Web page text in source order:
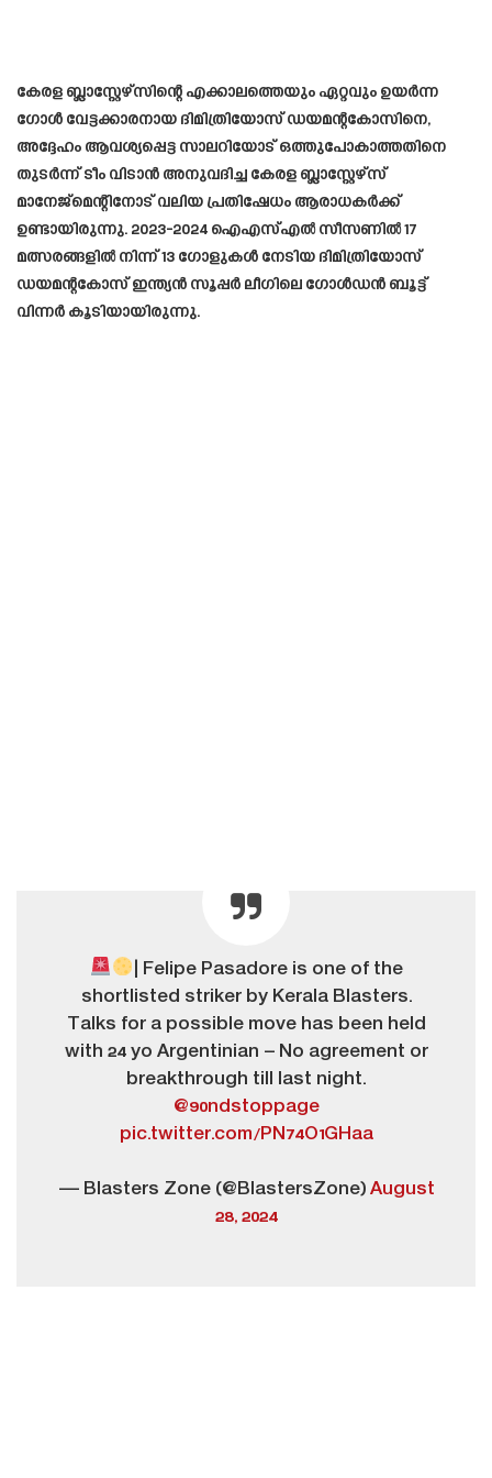
കേരള ബ്ലാസ്റ്റേഴ്സിന്റെ എക്കാലത്തെയും ഏറ്റവും ഉയർന്ന
ഗോൾ വേട്ടക്കാരനായ ദിമിത്രിയോസ് ഡയമന്റകോസിനെ,
അദ്ദേഹം ആവശ്യപ്പെട്ട സാലറിയോട് ഒത്തുപോകാത്തതിനെ
തുടർന്ന് ടീം വിടാൻ അനുവദിച്ച കേരള ബ്ലാസ്റ്റേഴ്സ്
മാനേജ്മെന്റിനോട് വലിയ പ്രതിഷേധം ആരാധകർക്ക്
ഉണ്ടായിരുന്നു. 2023-2024 ഐഎസ്എൽ സീസണിൽ 17
മത്സരങ്ങളിൽ നിന്ന് 13 ഗോളുകൾ നേടിയ ദിമിത്രിയോസ്
ഡയമന്റകോസ് ഇന്ത്യൻ സൂപ്പർ ലീഗിലെ ഗോൾഡൻ ബൂട്ട്
വിന്നർ കൂടിയായിരുന്നു.
| Felipe Pasadore is one of the
shortlisted striker by Kerala Blasters.
Talks for a possible move has been held
with 24 yo Argentinian – No agreement or
breakthrough till last night.
@90ndstoppage
pic.twitter.com/PN74O1GHaa
— Blasters Zone (@BlastersZone) August
28, 2024